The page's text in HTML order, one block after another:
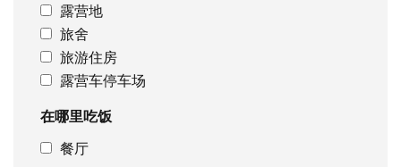
露营地
旅舍
旅游住房
露营车停车场
在哪里吃饭
餐厅